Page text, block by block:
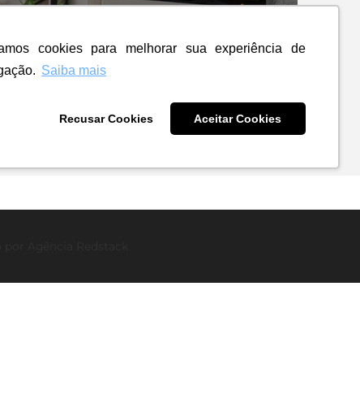
cookies para melhorar sua experiência de
Saiba mais
Recusar Cookies Aceitar Cookies
Como criar um logotipo?
Etapas, dicas e exemplos
práticos!
Logo